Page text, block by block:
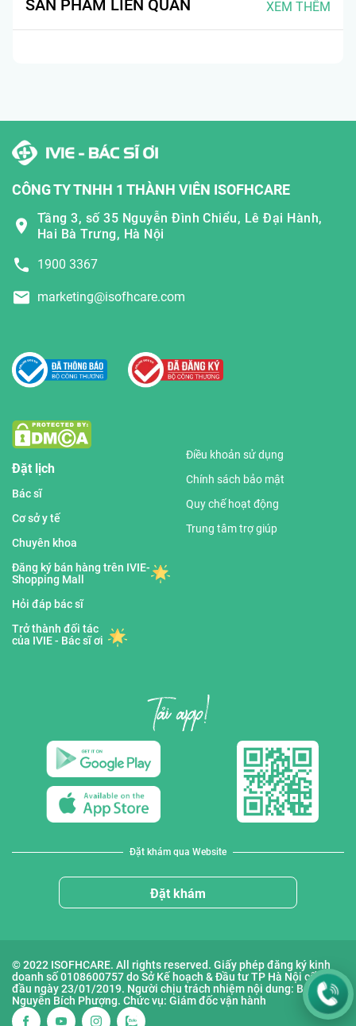
SẢN PHẨM LIÊN QUAN XEM THÊM
CÔNG TY TNHH 1 THÀNH VIÊN ISOFHCARE
Tầng 3, số 35 Nguyễn Đình Chiểu, Lê Đại Hành,
Hai Bà Trưng, Hà Nội
1900 3367
marketing@isofhcare.com
Đặt lịch
Bác sĩ
Cơ sở y tế
Chuyên khoa
Đăng ký bán hàng trên IVIE-
Shopping Mall
Hỏi đáp bác sĩ
Trở thành đối tác
của IVIE - Bác sĩ ơi
Điều khoản sử dụng
Chính sách bảo mật
Quy chế hoạt động
Trung tâm trợ giúp
Đặt khám qua Website
Đặt khám
© 2022 ISOFHCARE. All rights reserved. Giấy phép đăng ký kinh
doanh số 0108600757 do Sở Kế hoạch & Đầu tư TP Hà Nội cấp lần
đầu ngày 23/01/2019. Người chịu trách nhiệm nội dung: Bà
Nguyễn Bích Phượng. Chức vụ: Giám đốc vận hành